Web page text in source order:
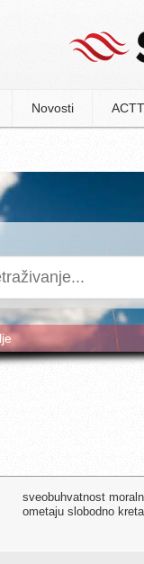
Novosti
sveobuhvatnost
ometaju slobodno